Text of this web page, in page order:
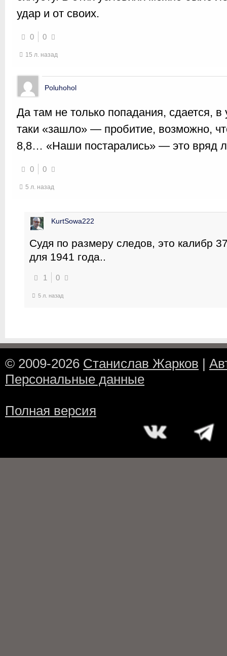
удар и от своих.
0 0
15 л. назад
Poluhohol
Да там не только попадания, сдается,
таки «зашло» — пробитие, возможно,
8,8… «Наши постарались» — это вряд
0 0
5 л. назад
KurtSowa222
Судя по размеру следов, это калибр
для 1941 года..
1 0
5 л. назад
© 2009-2026 Станислав Жарков |
Персональные данные
Полная версия